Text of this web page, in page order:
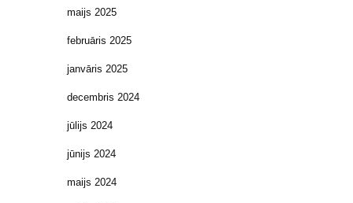
maijs 2025
februāris 2025
janvāris 2025
decembris 2024
jūlijs 2024
jūnijs 2024
maijs 2024